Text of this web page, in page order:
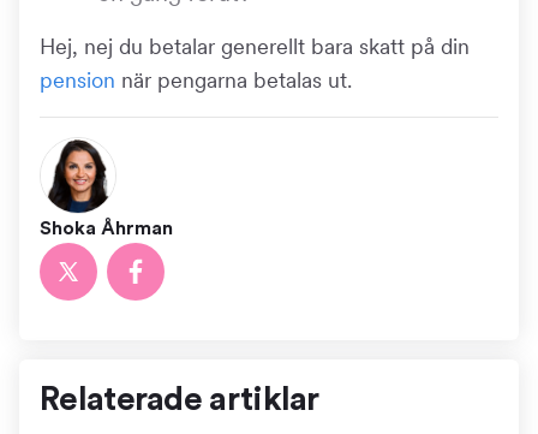
Hej, nej du betalar generellt bara skatt på din
pension när pengarna betalas ut.
Shoka Åhrman
Relaterade artiklar